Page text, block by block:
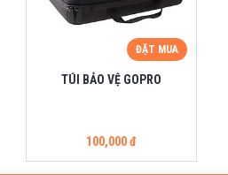
ĐẶT MUA
TÚI BẢO VỆ GOPRO
100,000 đ